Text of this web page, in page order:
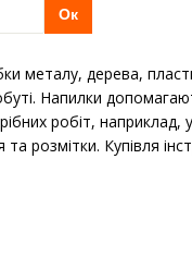
Ок
металу, дерева,
Напилки
робіт, наприклад,
розмітки. Купівля